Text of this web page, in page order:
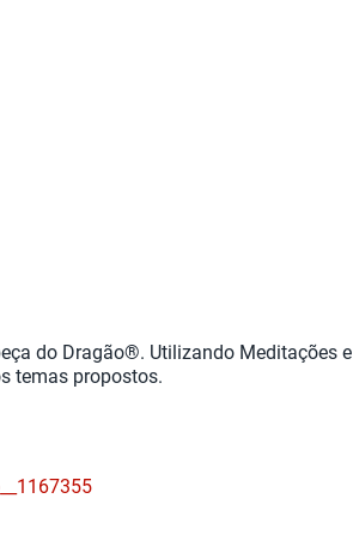
do Dragão®. Utilizando Meditações e
temas propostos.